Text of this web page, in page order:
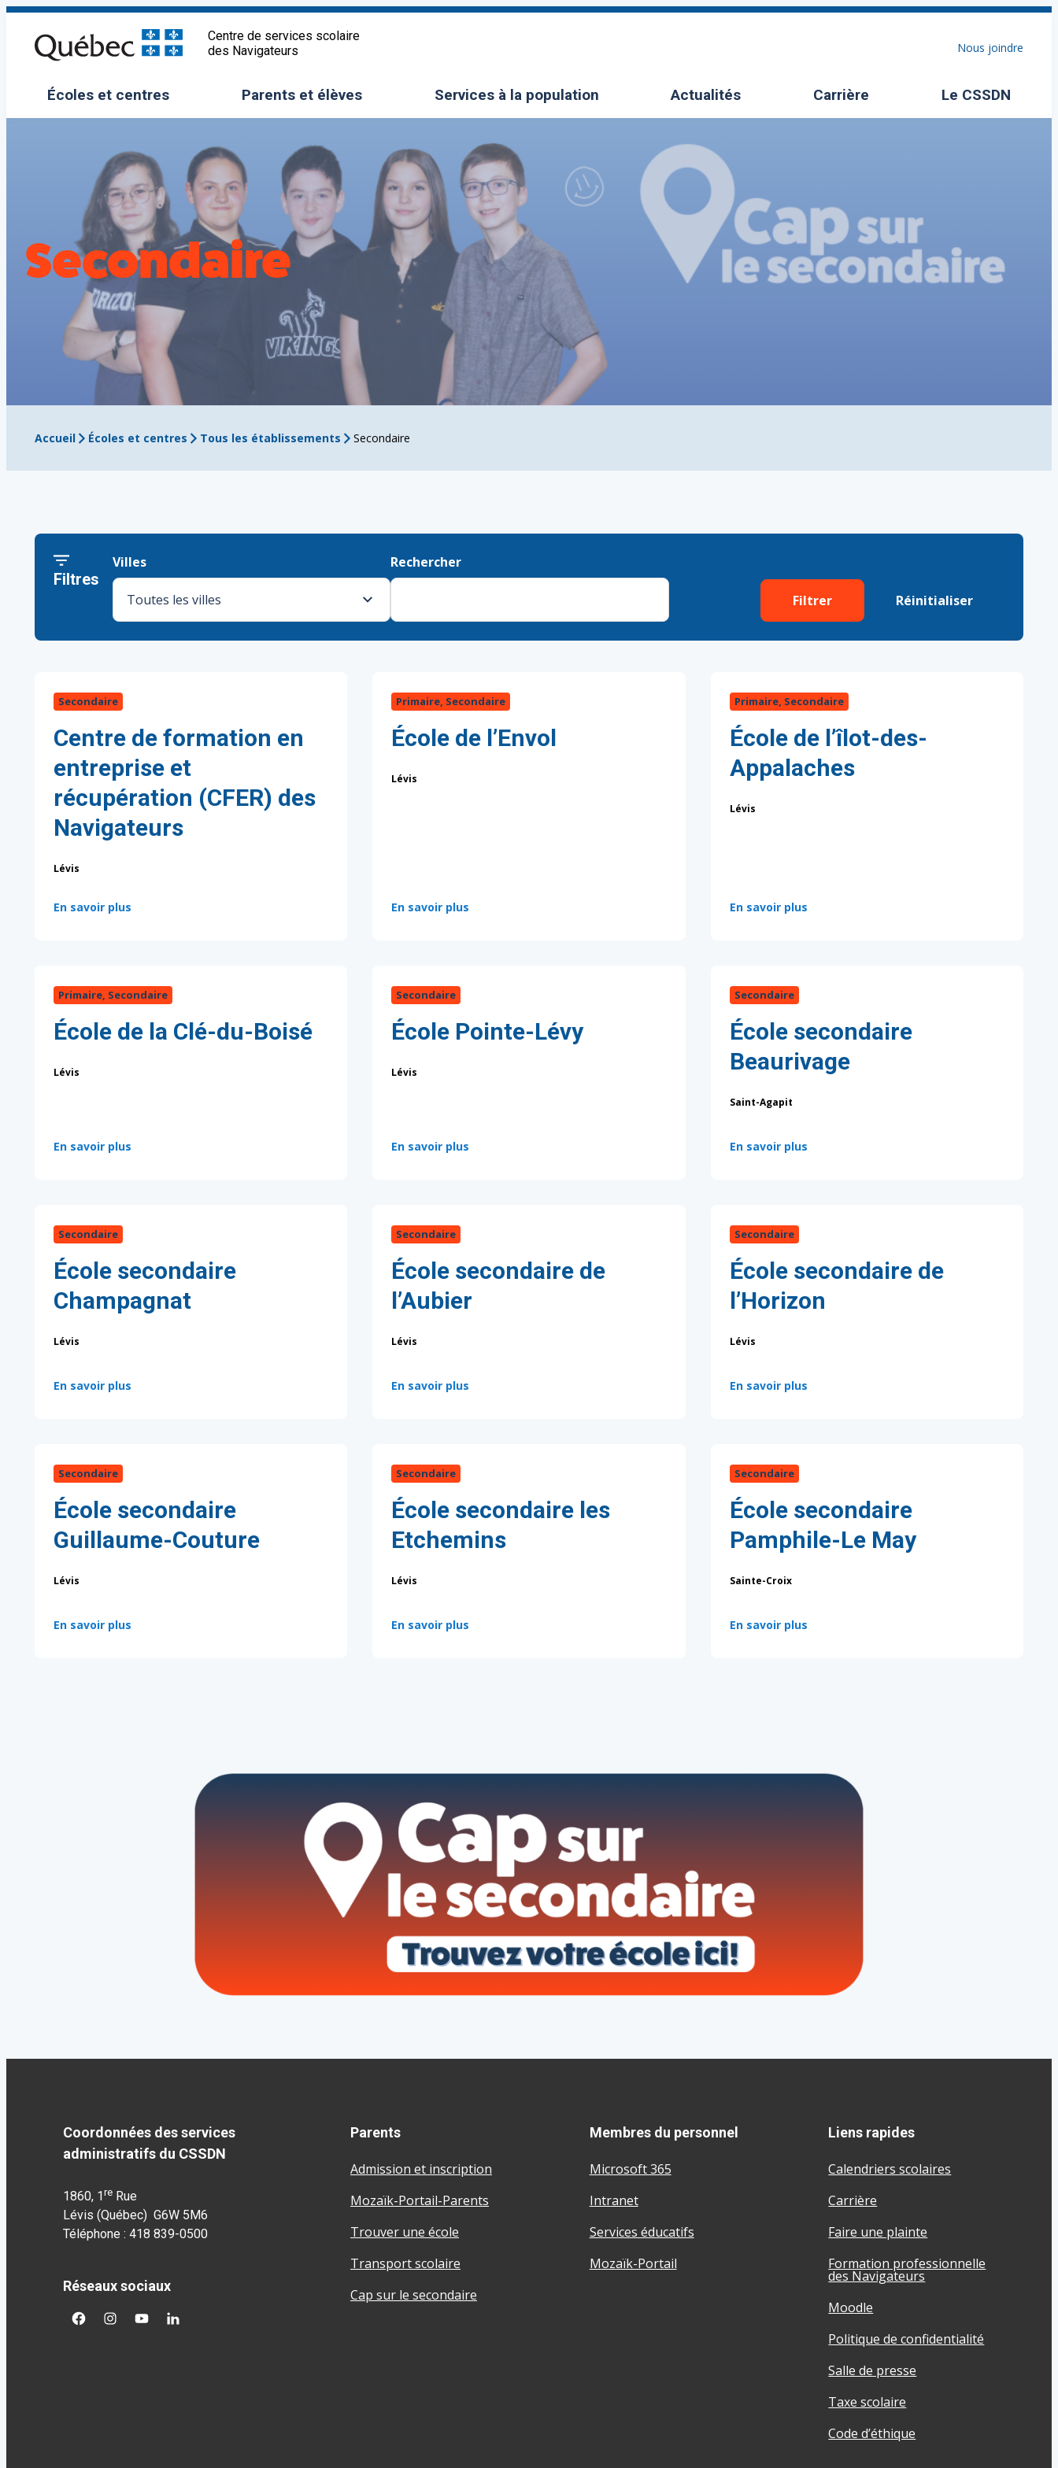
Aller
contenu
Centre de services scolaire
des Navigateurs
Nous joindre
Écoles et centres
Ouvrir/Fermer le sous-menu Parents et élèves
Ouvrir/Fermer le sous-menuServices à la population
Ouvrir/Fermer le sous-menu Actualités Carrière Le CSSDN
Ouvrir/Fermer
Secondaire
Accueil Écoles et centres Tous les établissements Secondaire
Filtres
Villes Rechercher
Filtrer Réinitialiser
Secondaire
Centre de formation en
entreprise et
récupération (CFER) des
Navigateurs
Lévis
En savoir plus
Primaire, Secondaire
École de l’Envol
Lévis
En savoir plus
Primaire, Secondaire
École de l’îlot-des-
Appalaches
Lévis
En savoir plus:
Primaire, Secondaire
École de la Clé-du-Boisé
Lévis
En savoir plus
Secondaire
École Pointe-Lévy
Lévis
En savoir plus
Secondaire
École secondaire
Beaurivage
Saint-Agapit
En savoir plus:
Secondaire
École secondaire
Champagnat
Lévis
En savoir plus
Secondaire
École secondaire de
l’Aubier
Lévis
En savoir plus
Secondaire
École secondaire de
l’Horizon
Lévis
En savoir plus:
Secondaire
École secondaire
Guillaume-Couture
Lévis
En savoir plus
Secondaire
École secondaire les
Etchemins
Lévis
En savoir plus
Secondaire
École secondaire
Pamphile-Le May
Sainte-Croix
En savoir plus:
Coordonnées des services
administratifs du CSSDN
1860, 1 re Rue
Lévis (Québec) G6W 5M6
Téléphone : 418 839-0500
Réseaux sociaux
facebookgoogleplus
googleplusgoogleplus
Parents
Admission et inscription
Mozaïk-Portail-Parents
Trouver une école
Transport scolaire
Cap sur le secondaire
Membres du personnel
Microsoft 365
Intranet
Services éducatifs
Mozaïk-Portail
Liens rapides
Calendriers scolaires
Carrière
Faire une plainte
Formation professionnelle
des Navigateurs
Moodle
Politique de confidentialité
Salle de presse
Taxe scolaire
Code d’éthique